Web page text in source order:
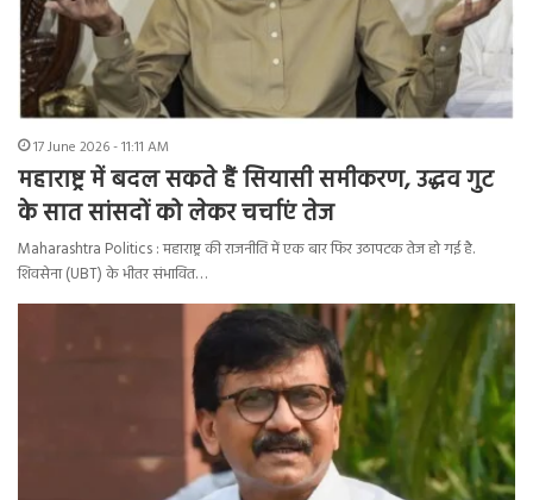
17 June 2026 - 11:11 AM
महाराष्ट्र में बदल सकते हैं सियासी समीकरण, उद्धव गुट
के सात सांसदों को लेकर चर्चाएं तेज
Maharashtra Politics : महाराष्ट्र की राजनीति में एक बार फिर उठापटक तेज हो गई है.
शिवसेना (UBT) के भीतर संभावित…